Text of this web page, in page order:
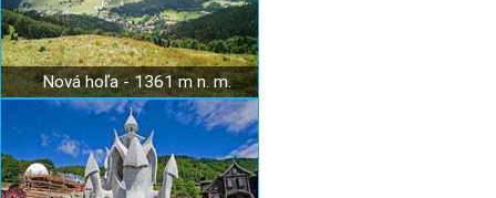
Nová hoľa - 1361 m n. m.